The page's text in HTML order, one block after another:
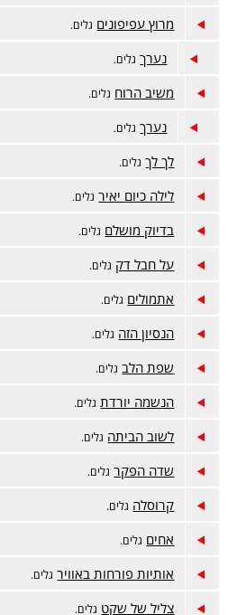
מרוץ עפיפונים גלים.
נערך גלים.
משיב הרוח גלים.
נערך גלים.
לך לך גלים.
לילה כיום יאיר גלים.
בדיוק מושלם גלים.
על חבל דק גלים.
אתמולים גלים.
הנסיון הזה גלים.
שפת הלב גלים.
הנשמה יורדת גלים.
לשוב הביתה גלים.
שדה הפקר גלים.
קרוסלה גלים.
אחים גלים.
אותיות פורחות באוויר גלים.
צליל של שקט גלים.